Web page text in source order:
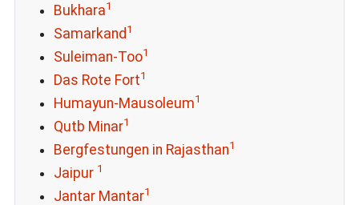
Bukhara1
Samarkand 1
Suleiman-Too1
Das Rote Fort1
Humayun-Mausoleum1
Qutb Minar1
Bergfestungen in Rajasthan1
Jaipur 1
Jantar Mantar1